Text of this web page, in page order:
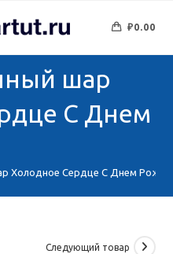
₽0.00
шар
С Днем
Холодное Сердце С Днем
Следующий товар